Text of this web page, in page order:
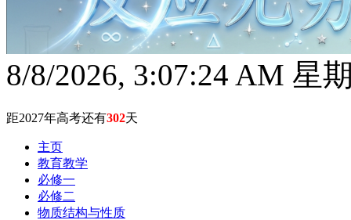
8/8/2026, 3:07:26 AM 星
距2027年高考还有302天
主页
教育教学
必修一
必修二
物质结构与性质